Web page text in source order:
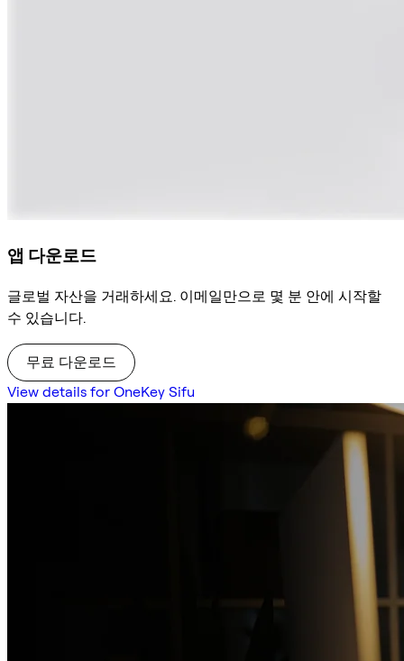
앱 다운로드
글로벌 자산을 거래하세요. 이메일만으로 몇 분 안에 시작할
수 있습니다.
무료 다운로드
View details for OneKey Sifu